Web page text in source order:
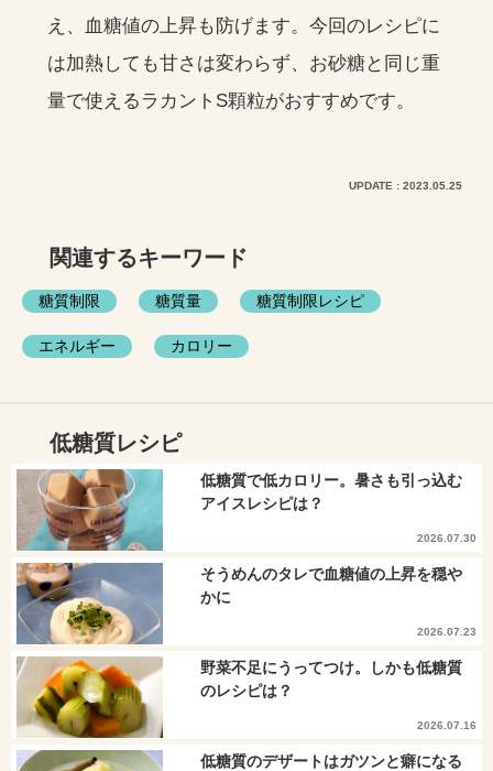
え、血糖値の上昇も防げます。今回のレシピに
は加熱しても甘さは変わらず、お砂糖と同じ重
量で使えるラカントS顆粒がおすすめです。
UPDATE : 2023.05.25
関連するキーワード
糖質制限 糖質量 糖質制限レシピ
エネルギー カロリー
低糖質レシピ
低糖質で低カロリー。暑さも引っ込む
アイスレシピは？
2026.07.30
そうめんのタレで血糖値の上昇を穏や
かに
2026.07.23
野菜不足にうってつけ。しかも低糖質
のレシピは？
2026.07.16
低糖質のデザートはガツンと癖になる